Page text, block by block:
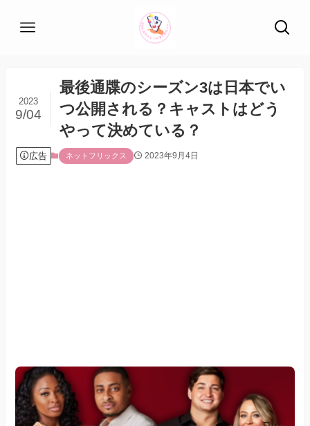
最後通牒のシーズン3は日本でい
つ公開される？キャストはどう
やって決めている？
2023
9/04
広告 ネットフリックス 2023年9月4日